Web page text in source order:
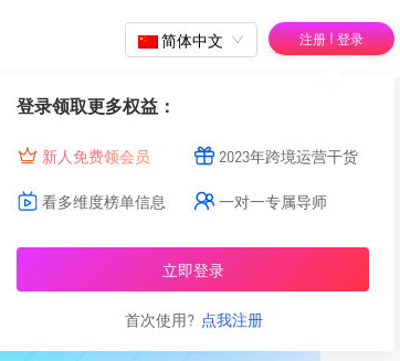
简体中文 注册 | 登录
登录领取更多权益：
新人免费领会员 2023年跨境运营干货
看多维度榜单信息 一对一专属导师
立即登录
首次使用? 点我注册